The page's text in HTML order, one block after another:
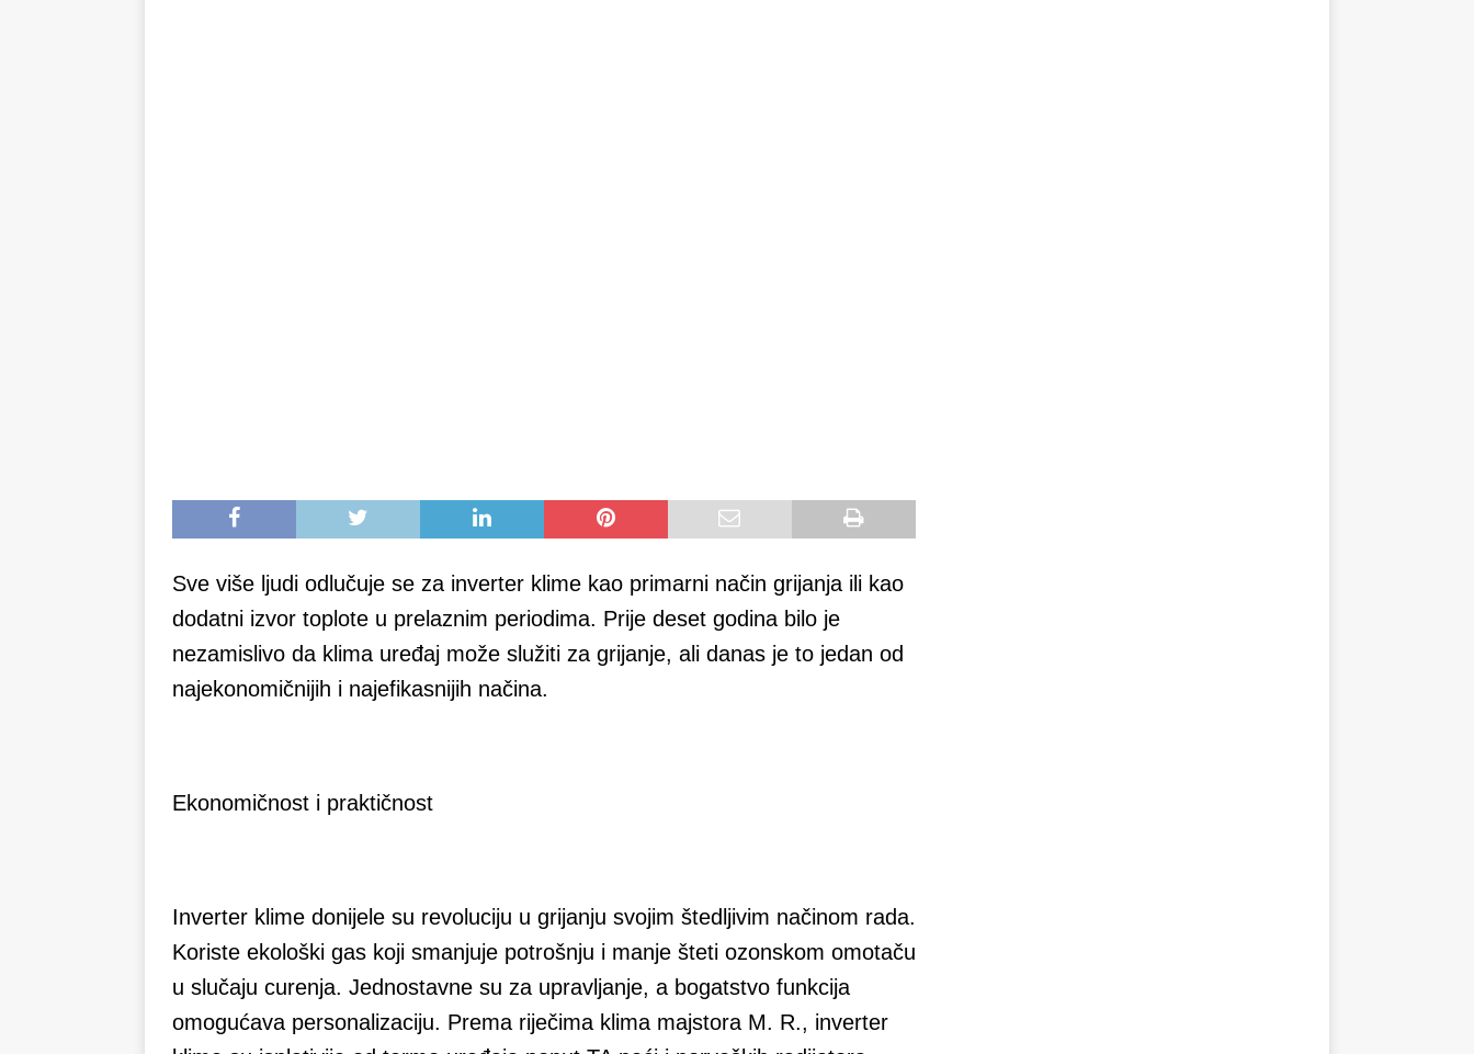
Sve više ljudi odlučuje se za inverter klime kao primarni način grijanja ili kao
dodatni izvor toplote u prelaznim periodima. Prije deset godina bilo je
nezamislivo da klima uređaj može služiti za grijanje, ali danas je to jedan od
najekonomičnijih i najefikasnijih načina.
Ekonomičnost i praktičnost
Inverter klime donijele su revoluciju u grijanju svojim štedljivim načinom rada.
Koriste ekološki gas koji smanjuje potrošnju i manje šteti ozonskom omotaču
u slučaju curenja. Jednostavne su za upravljanje, a bogatstvo funkcija
omogućava personalizaciju. Prema riječima klima majstora M. R., inverter